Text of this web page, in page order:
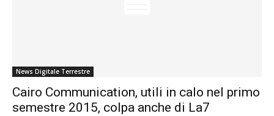
News Digitale Terrestre
Cairo Communication, utili in calo nel primo
semestre 2015, colpa anche di La7